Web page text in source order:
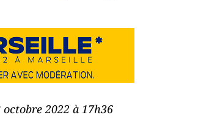
2022 à 17h36